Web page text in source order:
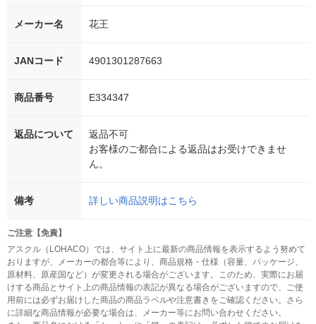
メーカー名 花王
JANコード 4901301287663
商品番号 E334347
返品について
返品不可
お客様のご都合による返品はお受けできませ
ん。
備考 詳しい商品説明はこちら
ご注意【免責】
アスクル（LOHACO）では、サイト上に最新の商品情報を表示するよう努めて
おりますが、メーカーの都合等により、商品規格・仕様（容量、パッケージ、
原材料、原産国など）が変更される場合がございます。このため、実際にお届
けする商品とサイト上の商品情報の表記が異なる場合がございますので、ご使
用前には必ずお届けした商品の商品ラベルや注意書きをご確認ください。さら
に詳細な商品情報が必要な場合は、メーカー等にお問い合わせください。